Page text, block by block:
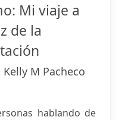
Mi viaje a
de la
Kelly M Pacheco
hablando de